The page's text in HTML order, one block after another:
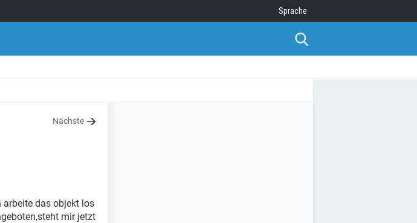
Sprache
Nächste
arbeite das objekt los
mir jetzt